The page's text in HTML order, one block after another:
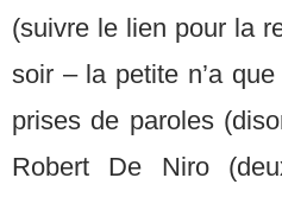
(suivre le lien pour la
soir – la petite n’a
prises de paroles
Robert De Niro